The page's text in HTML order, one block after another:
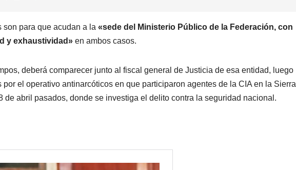
son para que acudan a la «sede del Ministerio Público de la Federación, con
y exhaustividad» en ambos casos.
deberá comparecer junto al fiscal general de Justicia de esa entidad, luego
el operativo antinarcóticos en que participaron agentes de la CIA en la Sierra
de abril pasados, donde se investiga el delito contra la seguridad nacional.